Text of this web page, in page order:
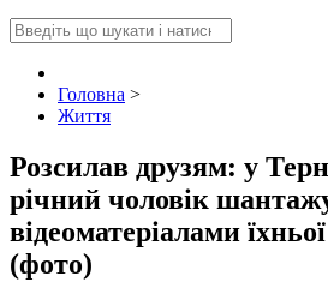
Головна >
Життя
Розсилав друзям: у
річний чоловік
відеоматеріалами
(фото)